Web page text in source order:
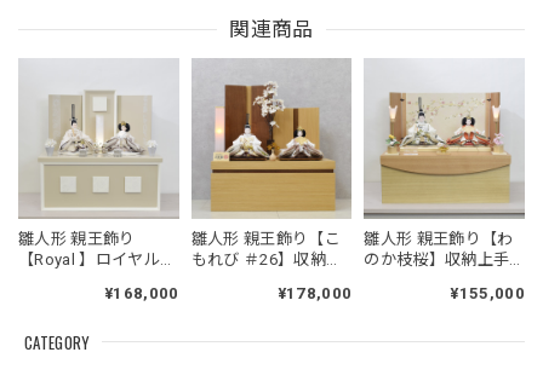
CATEGORY
関連商品
雛人形 親王飾り
【Royal 】ロイヤル＃
ゃれ｜モダン｜今ど
｜和モダン｜スタイ
¥168,000
雛人形 親王飾り【こ
もれび ＃26】収納上
ン｜スタイリッシュ
き｜ おすすめ｜かわ
¥178,000
雛人形 親王飾り【わ
のか枝桜】収納上手
｜今どき| おすすめ|か
スタイリッシュ
¥155,000